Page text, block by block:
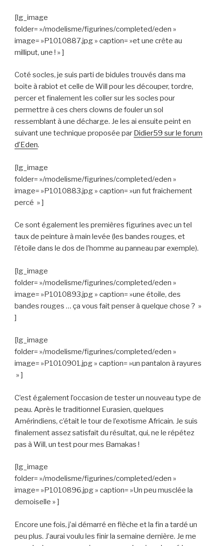
[lg_image
folder= »/modelisme/figurines/completed/eden »
image= »P1010887.jpg » caption= »et une crête au
milliput, une ! » ]
Coté socles, je suis parti de bidules trouvés dans ma
boite à rabiot et celle de Will pour les découper, tordre,
percer et finalement les coller sur les socles pour
permettre à ces chers clowns de fouler un sol
ressemblant à une décharge. Je les ai ensuite peint en
suivant une technique proposée par Didier59 sur le forum
d’Eden.
[lg_image
folder= »/modelisme/figurines/completed/eden »
image= »P1010883.jpg » caption= »un fut fraichement
percé » ]
Ce sont également les premières figurines avec un tel
taux de peinture à main levée (les bandes rouges, et
l’étoile dans le dos de l’homme au panneau par exemple).
[lg_image
folder= »/modelisme/figurines/completed/eden »
image= »P1010893.jpg » caption= »une étoile, des
bandes rouges … ça vous fait penser à quelque chose ? »
]
[lg_image
folder= »/modelisme/figurines/completed/eden »
image= »P1010901.jpg » caption= »un pantalon à rayures
» ]
C’est également l’occasion de tester un nouveau type de
peau. Après le traditionnel Eurasien, quelques
Amérindiens, c’était le tour de l’exotisme Africain. Je suis
finalement assez satisfait du résultat, qui, ne le répétez
pas à Will, un test pour mes Bamakas !
[lg_image
folder= »/modelisme/figurines/completed/eden »
image= »P1010896.jpg » caption= »Un peu musclée la
demoiselle » ]
Encore une fois, j’ai démarré en flèche et la fin a tardé un
peu plus. J’aurai voulu les finir la semaine dernière. Je me